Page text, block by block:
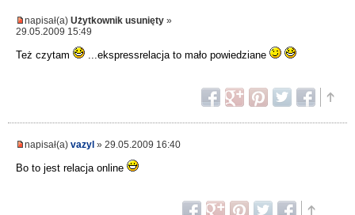
napisał(a) Użytkownik usunięty »
29.05.2009 15:49
Też czytam ...ekspressrelacja to mało powiedziane
napisał(a) vazyl » 29.05.2009 16:40
Bo to jest relacja online